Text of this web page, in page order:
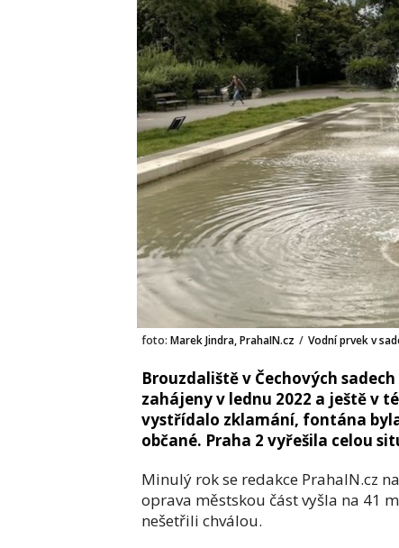
foto: Marek Jindra, PrahaIN.cz / Vodní prvek v
Brouzdaliště v Čechových
zahájeny v lednu 2022 a ještě v
vystřídalo zklamání, fontána
občané. Praha 2 vyřešila celou
Minulý rok se redakce PrahaIN.cz
oprava městskou část vyšla na 41
nešetřili chválou.